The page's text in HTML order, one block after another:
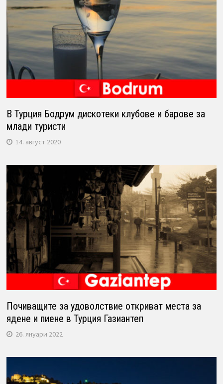
В Турция Бодрум дискотеки клубове и барове за
млади туристи
14. август 2020
Почиващите за удоволствие откриват места за
ядене и пиене в Турция Газиантеп
26. януари 2022